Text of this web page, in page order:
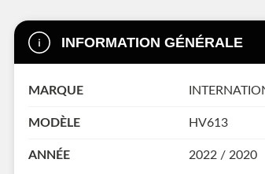
INFORMATION GÉNÉRALE
MARQUE
MODÈLE HV613
ANNÉE 2022 / 2020